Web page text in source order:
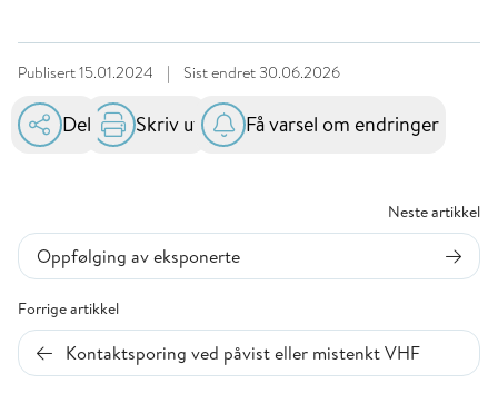
Publisert15.01.2024 | Sist endret 30.06.2026
Del Skriv ut Få varsel om endringer
Forrige artikkel
Kontaktsporing ved påvist eller mistenkt VHF
Neste artikkel
Oppfølging av eksponerte